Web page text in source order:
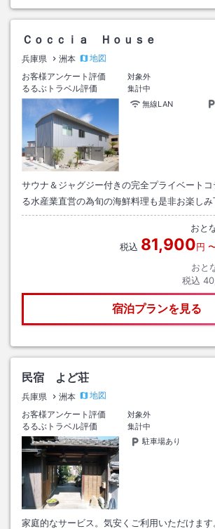
Ｃｏｃｃｉａ Ｈｏｕｓｅ
兵庫県 洲本
地図
お客様アンケート評価
対象外
るるぶトラベル評価
集計中
無線LAN
サウナ＆ジャグジー付きの完全プライベート
る水産業直営の為旬の海鮮料理も是非お楽しみ
おと
税込 81,900円
おと
税込
宿泊プランを見る
民宿 よど荘
兵庫県 洲本
地図
お客様アンケート評価
対象外
るるぶトラベル評価
集計中
駐車場あり
家庭的なサービス。気安くご利用いただけます